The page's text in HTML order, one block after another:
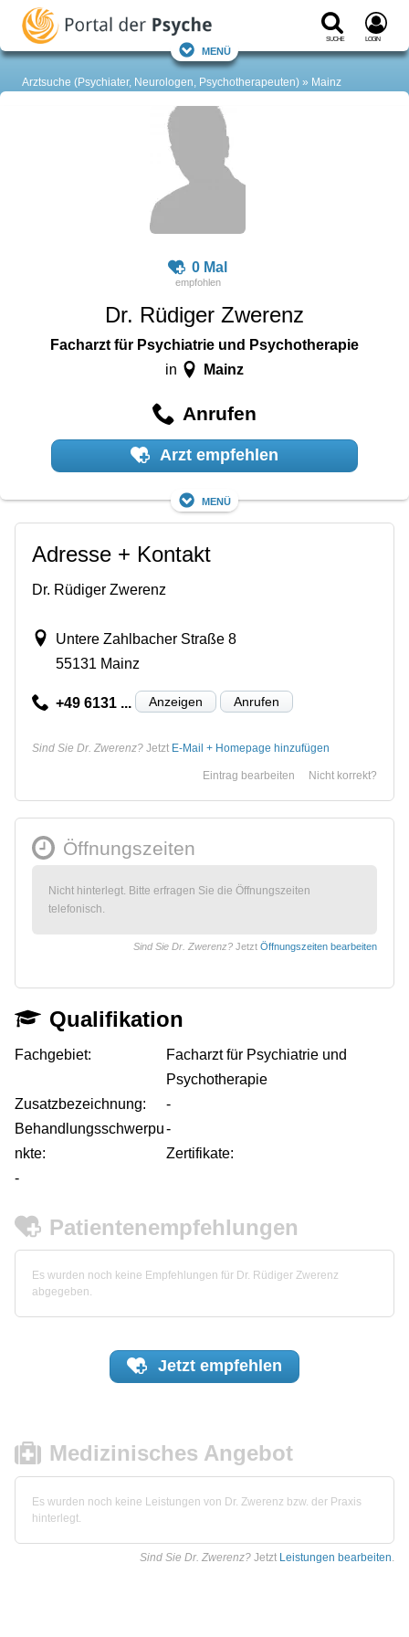
Suche Login
Menü
Arztsuche (Psychiater, Neurologen, Psychotherapeuten) Mainz
0 Mal
Dr. Rüdiger Zwerenz
Facharzt für Psychiatrie und Psychotherapie
in Mainz
Anrufen
Arzt empfehlen
Menü
Adresse + Kontakt
Dr. Rüdiger Zwerenz
Untere Zahlbacher Straße 8
55131 Mainz
+49 6131 ... Anzeigen Anrufen
Sind Sie Dr. Zwerenz? Jetzt E-Mail + Homepage hinzufügen
Nicht korrekt?
Eintrag bearbeiten
Öffnungszeiten
Nicht hinterlegt. Bitte erfragen Sie die Öffnungszeiten
telefonisch.
Sind Sie Dr. Zwerenz? Jetzt Öffnungszeiten bearbeiten
Qualifikation
Fachgebiet:
Facharzt für Psychiatrie und
Psychotherapie
Zusatzbezeichnung:
-
Behandlungsschwerpu
nkte:
-
Zertifikate:
-
Patientenempfehlungen
Es wurden noch keine Empfehlungen für Dr. Rüdiger Zwerenz
abgegeben.
Jetzt empfehlen
Medizinisches Angebot
Es wurden noch keine Leistungen von Dr. Zwerenz bzw. der Praxis
hinterlegt.
Sind Sie Dr. Zwerenz? Jetzt Leistungen bearbeiten.